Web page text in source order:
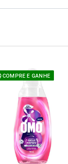
COMPRE E GANHE